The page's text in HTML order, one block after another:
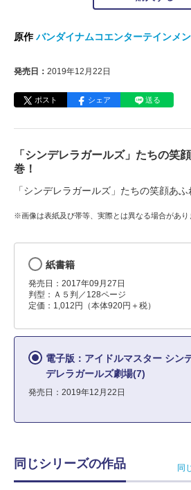
原作バンダイナムコエンターテインメ
発売日： 2019年12月22日
ポスト シェア 送る
「シンデレラガールズ」たちの笑
巻！
「シンデレラガールズ」たちの笑顔あふ
※画像は表紙及び帯等、実際とは異なる場合があり
紙書籍
発売日：2017年09月27日
判型：Ａ５判／128ページ
定価：1,012円（本体920円＋税）
電子版：アイドルマスター シン
デレラガールズ劇場(7)
発売日：2019年12月22日
同じシリーズの作品 同